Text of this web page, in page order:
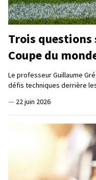
Trois questions
Coupe du
Le professeur Guillaume
défis techniques derrière
— 22 juin 2026